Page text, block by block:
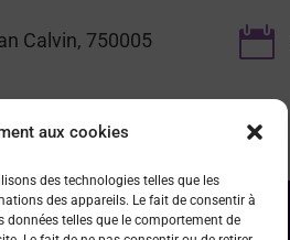
aux cookies
des technologies telles que les
des appareils. Le fait de consentir à
telles que le comportement de
Calvin, 750005

Liens utiles